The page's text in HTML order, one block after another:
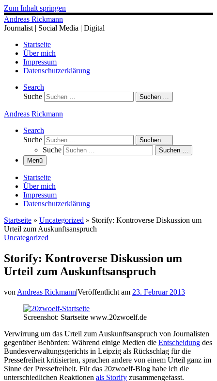
Zum Inhalt springen
Andreas Rickmann
Journalist | Social Media | Digital
Startseite
Über mich
Impressum
Datenschutzerklärung
Search
Suche
Suchen …
Andreas Rickmann
Search
Suche
Suchen …
Suche
Suchen …
Menü
Startseite
Über mich
Impressum
Datenschutzerklärung
Startseite » Uncategorized » Storify: Kontroverse Diskussion um
Urteil zum Auskunftsanspruch
Uncategorized
Storify: Kontroverse Diskussion um
Urteil zum Auskunftsanspruch
von Andreas Rickmann|Veröffentlicht am 23. Februar 2013
Screenshot: Startseite www.20zwoelf.de
Verwirrung um das Urteil zum Auskunftsanspruch von Journalisten
gegenüber Behörden: Während einige Medien die Entscheidung des
Bundesverwaltungsgerichts in Leipzig als Rückschlag für die
Pressefreiheit kritisierten, sprachen andere von einem Urteil ganz im
Sinne der Pressefreiheit. Für das 20zwoelf-Blog habe ich die
unterschiedlichen Reaktionen als Storify zusammengefasst.